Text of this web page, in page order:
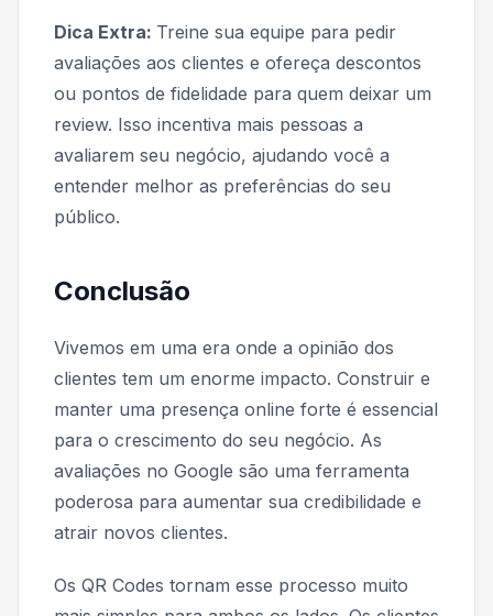
Dica Extra: Treine sua equipe para pedir
avaliações aos clientes e ofereça descontos
ou pontos de fidelidade para quem deixar um
review. Isso incentiva mais pessoas a
avaliarem seu negócio, ajudando você a
entender melhor as preferências do seu
público.
Conclusão
Vivemos em uma era onde a opinião dos
clientes tem um enorme impacto. Construir e
manter uma presença online forte é essencial
para o crescimento do seu negócio. As
avaliações no Google são uma ferramenta
poderosa para aumentar sua credibilidade e
atrair novos clientes.
Os QR Codes tornam esse processo muito